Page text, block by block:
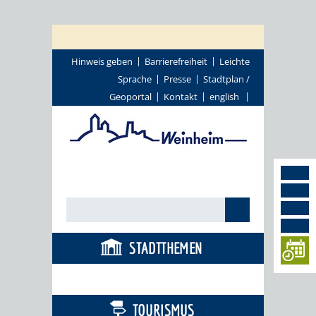
Hinweis geben Barrierefreiheit
Leichte
Sprache
Presse
Stadtplan /
Geoportal
Kontakt english
STADTTHEMEN
TOURISMUS